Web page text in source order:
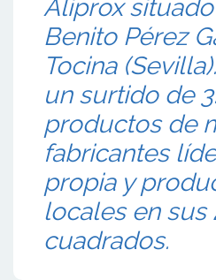
Aliprox
Benito Pérez
Tocina
un surtido de
productos de
fabricantes
propia y
locales en sus
cuadrados.